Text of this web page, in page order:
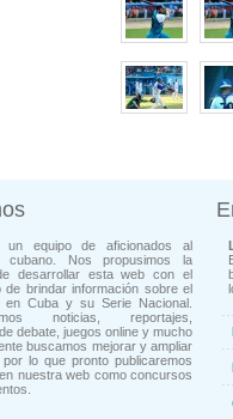
un equipo de aficionados al
cubano. Nos propusimos la
desarrollar esta web con el
de brindar información sobre el
en Cuba y su Serie Nacional.
noticias, reportajes,
debate, juegos online y mucho
buscamos mejorar y ampliar
lo que pronto publicaremos
nuestra web como concursos